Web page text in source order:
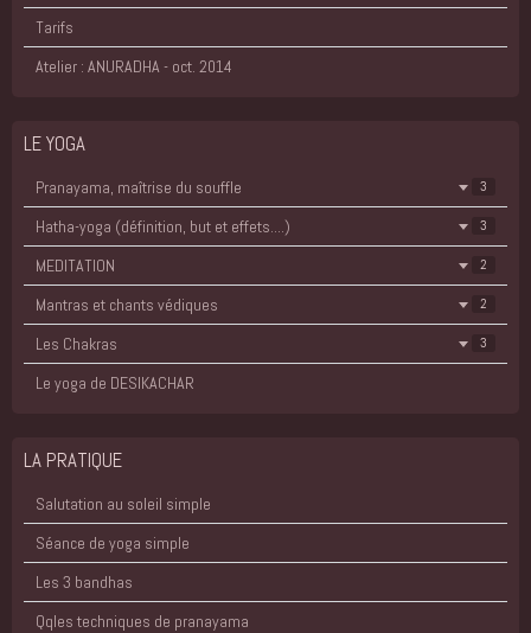
Tarifs
Atelier : ANURADHA - oct. 2014
LE YOGA
Pranayama, maîtrise du souffle 3
Hatha-yoga (définition, but et effets....) 3
MEDITATION 2
Mantras et chants védiques 2
Les Chakras 3
Le yoga de DESIKACHAR
LA PRATIQUE
Salutation au soleil simple
Séance de yoga simple
Les 3 bandhas
Qqles techniques de pranayama